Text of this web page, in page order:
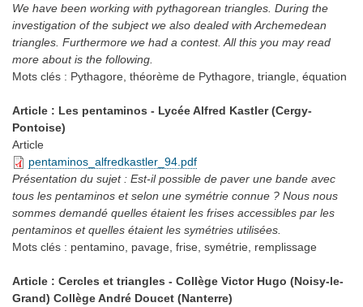
We have been working with pythagorean triangles. During the
investigation of the subject we also dealed with Archemedean
triangles. Furthermore we had a contest. All this you may read
more about is the following.
Mots clés : Pythagore, théorème de Pythagore, triangle, équation
Article : Les pentaminos - Lycée Alfred Kastler (Cergy-
Pontoise)
Article
pentaminos_alfredkastler_94.pdf
Présentation du sujet : Est-il possible de paver une bande avec
tous les pentaminos et selon une symétrie connue ? Nous nous
sommes demandé quelles étaient les frises accessibles par les
pentaminos et quelles étaient les symétries utilisées.
Mots clés : pentamino, pavage, frise, symétrie, remplissage
Article : Cercles et triangles - Collège Victor Hugo (Noisy-le-
Grand) Collège André Doucet (Nanterre)